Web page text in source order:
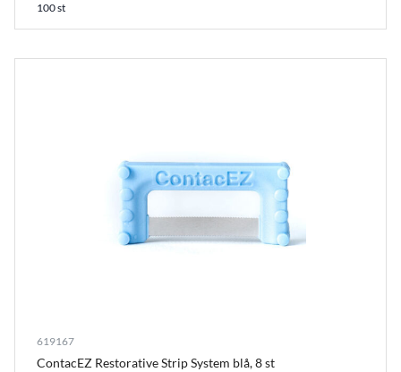
100 st
619167
ContacEZ Restorative Strip System blå, 8 st